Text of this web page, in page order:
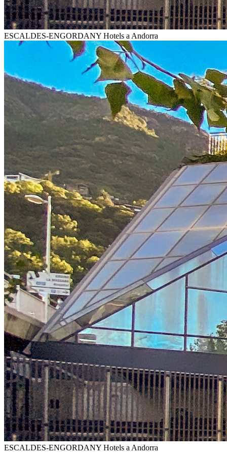
ESCALDES-ENGORDANY Hotels a Andorra
ESCALDES-ENGORDANY Hotels a Andorra